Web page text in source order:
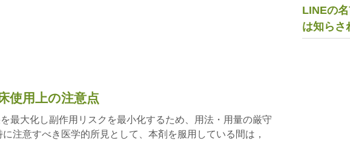
使用上の注意点
最大化し副作用リスクを最小化するため、用法・用量の厳守
注意すべき医学的所見として、本剤を服用している間は，
LINEの
は知らさ